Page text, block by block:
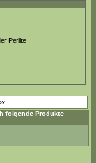
Perlite
folgende Produkte